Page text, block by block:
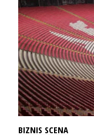
BIZNIS SCENA